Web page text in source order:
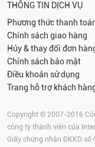
THÔNG TIN DỊCH VỤ
Phương thức thanh
Chính sách giao hàng
Hủy & thay đổi đơn
Chính sách bảo mật
Điều khoản sử dụng
Trang hỗ trợ khách
Copyright © 2007-2016
công ty thành viên của
Giấy chứng nhận ĐKKD số